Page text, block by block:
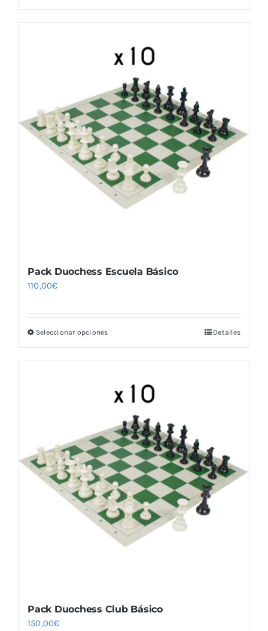
Pack Duochess Escuela Básico
110,00€
Seleccionar opcionesEste
múltiples
variantes.
opciones
se
pueden
elegir
en
la
página
Detalles
Pack Duochess Club Básico
150,00€